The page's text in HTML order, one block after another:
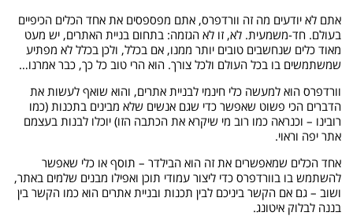
אתם לא יודעים מה זה וורדפרס, אתם מפספסים את אחד הכלים הכיפיים
בעולם. חד-משמעית. לא, זו לא הגזמה: בתחום בניית האתרים, יש מעט
מאוד כלים שנחשבים טובים יותר ממנו, אם בכלל, ולכן בכלל לא מפתיע
שמשתמשים בו בכל העולם ולכל צורך. הוא הרי טוב כל כך, כבר אמרנו…
וורדפרס הוא למעשה כלי חינמי לבניית אתרים, והוא שואף לעשות את
הדברים הכי פשוט שאפשר כדי שגם אנשים שלא מבינים בתכנות (כמו
רובינו – וכנראה כמו רוב מי שיקרא את הכתבה הזו) יוכלו לבנות בעצמם
אתר יפה וראוי.
אחד הכלים שמאפשרים את זה הוא הבילדר – תוסף או כלי שאפשר
להשתמש בו בוורדפרס כדי ליצור עמודי תוכן ואפילו מבנים שלמים באתר,
ושוב – גם אם הקשר ביניכם לבין תכנות ובניית אתרים הוא כמו הקשר בין
בננה לבלוק איטונג.